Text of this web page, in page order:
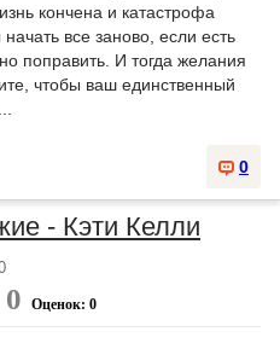
кончена и катастрофа
все заново, если есть
поправить. И тогда желания
чтобы ваш единственный
0
- Кэти Келли
0 Оценок: 0